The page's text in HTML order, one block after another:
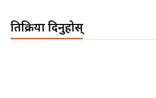
प्रतिक्रिया दिनुहोस्